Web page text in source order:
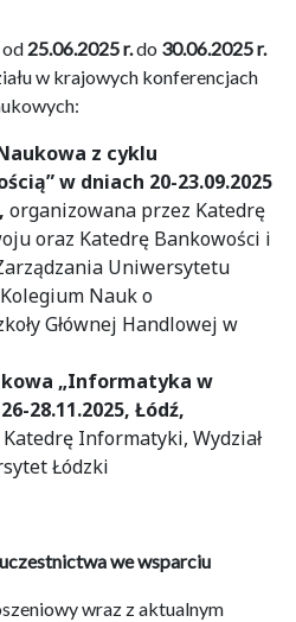
od 25.06.2025 r.do 30.06.2025 r.
w krajowych konferencjach
z cyklu
w dniach 20-23.09.2025
organizowana przez Katedrę
oraz Katedrę Bankowości i
Uniwersytetu
Nauk o
Głównej Handlowej w
„Informatyka w
26-28.11.2025, Łódź,
Informatyki, Wydział
Łódzki
we wsparciu
wraz z aktualnym